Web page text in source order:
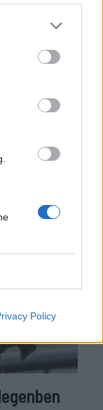
Policy
a